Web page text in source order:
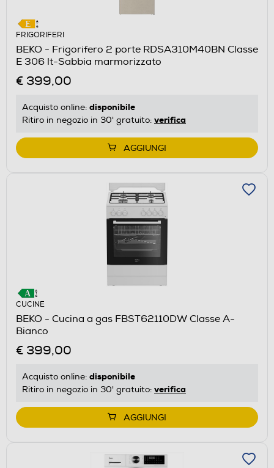
FRIGORIFERI
BEKO - Frigorifero 2 porte RDSA310M40BN Classe
E 306 lt-Sabbia marmorizzato
€ 399,00
Acquisto online: disponibile
Ritiro in negozio in 30' gratuito: verifica
AGGIUNGI
CUCINE
BEKO - Cucina a gas FBST62110DW Classe A-
Bianco
€ 399,00
Acquisto online: disponibile
Ritiro in negozio in 30' gratuito: verifica
AGGIUNGI